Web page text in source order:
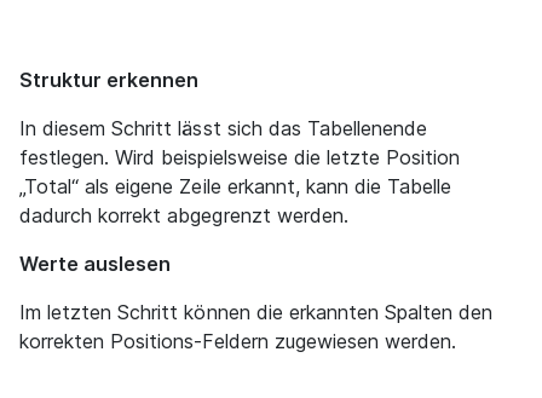
Struktur erkennen
In diesem Schritt lässt sich das Tabellenende
festlegen. Wird beispielsweise die letzte Position
„Total“ als eigene Zeile erkannt, kann die Tabelle
dadurch korrekt abgegrenzt werden.
Werte auslesen
Im letzten Schritt können die erkannten Spalten den
korrekten Positions-Feldern zugewiesen werden.